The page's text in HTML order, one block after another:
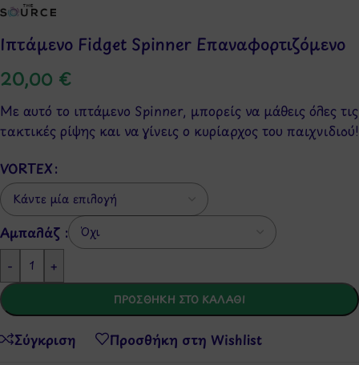
Ιπτάμενο Fidget Spinner Επαναφορτιζόμενο
20,00 €
Με αυτό το ιπτάμενο Spinner, μπορείς να μάθεις όλες τις
τακτικές ρίψης και να γίνεις ο κυρίαρχος του παιχνιδιού!
VORTEX
Αμπαλάζ :
-
+
ΠΡΟΣΘΉΚΗ ΣΤΟ ΚΑΛΆΘΙ
Σύγκριση Προσθήκη στη Wishlist